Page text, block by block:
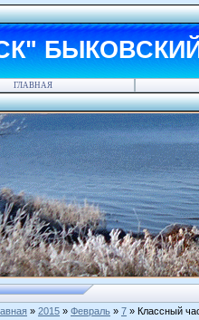
ГЛАВНАЯ
» 2015 » Февраль » 7 » Классный